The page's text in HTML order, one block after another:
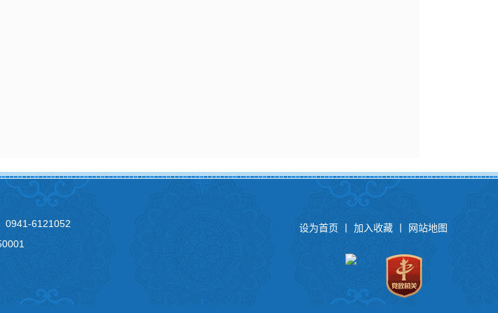
0941-6121052
设为首页 加入收藏 网站地图